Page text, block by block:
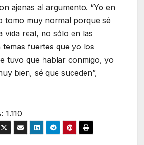
ajenas al argumento. “Yo en
tomo muy normal porque sé
vida real, no sólo en las
temas fuertes que yo los
tuvo que hablar conmigo, yo
bien, sé que suceden”,
1.110